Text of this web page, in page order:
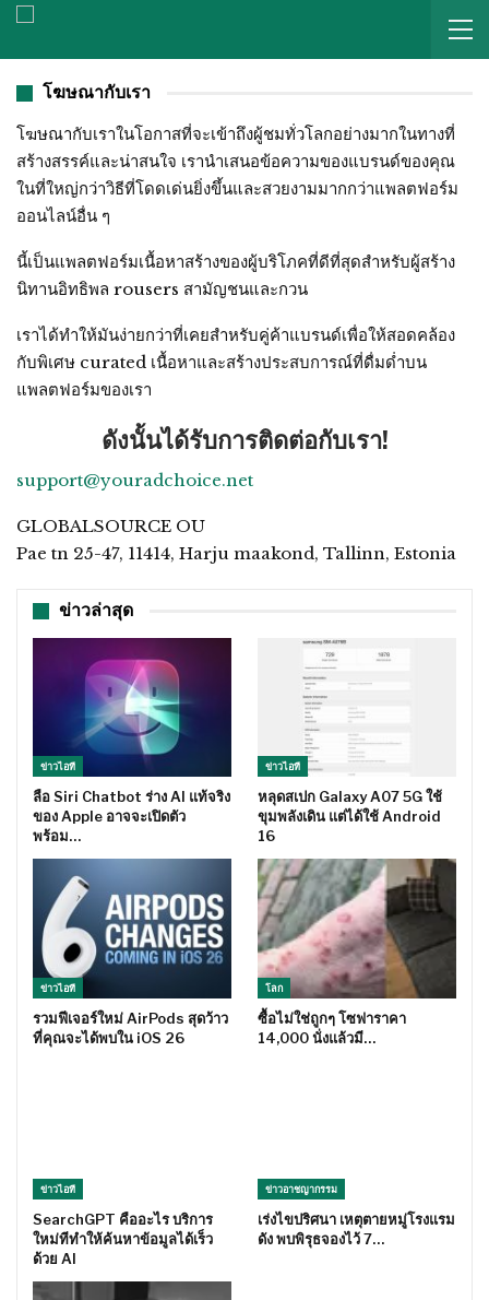
โฆษณากับเรา
โฆษณากับเราในโอกาสที่จะเข้าถึงผู้ชมทั่วโลกอย่างมากในทางที่
สร้างสรรค์และน่าสนใจ เรานำเสนอข้อความของแบรนด์ของคุณ
ในที่ใหญ่กว่าวิธีที่โดดเด่นยิ่งขึ้นและสวยงามมากกว่าแพลตฟอร์ม
ออนไลน์อื่น ๆ
นี้เป็นแพลตฟอร์มเนื้อหาสร้างของผู้บริโภคที่ดีที่สุดสำหรับผู้สร้าง
นิทานอิทธิพล rousers สามัญชนและกวน
เราได้ทำให้มันง่ายกว่าที่เคยสำหรับคู่ค้าแบรนด์เพื่อให้สอดคล้อง
กับพิเศษ curated เนื้อหาและสร้างประสบการณ์ที่ดื่มด่ำบน
แพลตฟอร์มของเรา
ดังนั้นได้รับการติดต่อกับเรา!
support@youradchoice.net
GLOBALSOURCE OU
Pae tn 25-47, 11414, Harju maakond, Tallinn, Estonia
ข่าวล่าสุด
ข่าวไอที
ลือ Siri Chatbot ร่าง AI แท้จริง
ของ Apple อาจจะเปิดตัว
พร้อม…
ข่าวไอที
หลุดสเปก Galaxy A07 5G ใช้
ขุมพลังเดิน แต่ได้ใช้ Android
16
ข่าวไอที
รวมฟีเจอร์ใหม่ AirPods สุดว้าว
ที่คุณจะได้พบใน iOS 26
โลก
ซื้อไม่ใช่ถูกๆ โซฟาราคา
14,000 นั่งแล้วมี…
ข่าวไอที
SearchGPT คืออะไร บริการ
ใหม่ทีทำให้ค้นหาข้อมูลได้เร็ว
ด้วย AI
ข่าวอาชญากรรม
เร่งไขปริศนา เหตุตายหมู่โรงแรม
ดัง พบพิรุธจองไว้ 7…